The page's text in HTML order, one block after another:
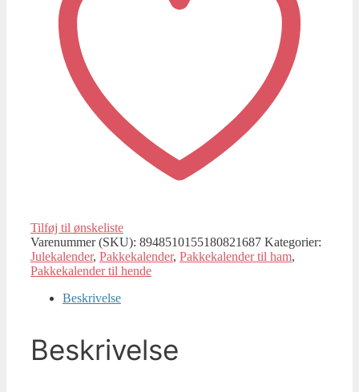
Tilføj til ønskeliste
Varenummer (SKU): 8948510155180821687 Kategorier:
Julekalender, Pakkekalender, Pakkekalender til ham,
Pakkekalender til hende
Beskrivelse
Beskrivelse